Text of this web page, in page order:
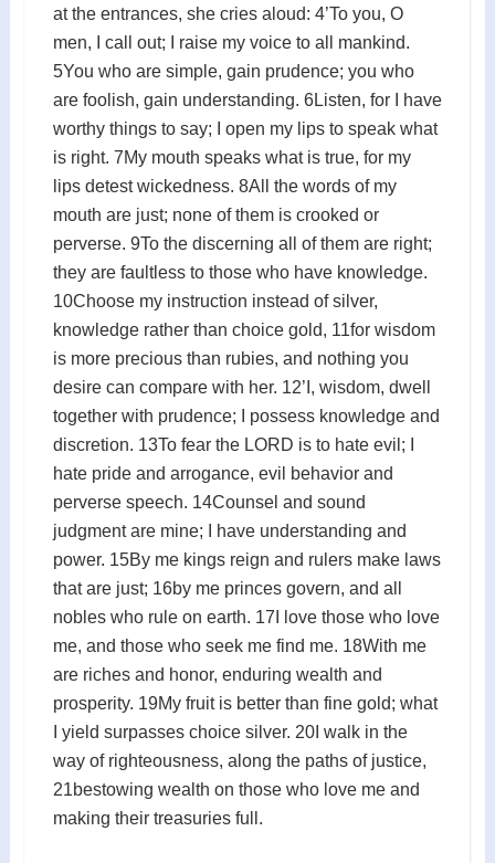
at the entrances, she cries aloud: 4’To you, O
men, I call out; I raise my voice to all mankind.
5You who are simple, gain prudence; you who
are foolish, gain understanding. 6Listen, for I have
worthy things to say; I open my lips to speak what
is right. 7My mouth speaks what is true, for my
lips detest wickedness. 8All the words of my
mouth are just; none of them is crooked or
perverse. 9To the discerning all of them are right;
they are faultless to those who have knowledge.
10Choose my instruction instead of silver,
knowledge rather than choice gold, 11for wisdom
is more precious than rubies, and nothing you
desire can compare with her. 12’I, wisdom, dwell
together with prudence; I possess knowledge and
discretion. 13To fear the LORD is to hate evil; I
hate pride and arrogance, evil behavior and
perverse speech. 14Counsel and sound
judgment are mine; I have understanding and
power. 15By me kings reign and rulers make laws
that are just; 16by me princes govern, and all
nobles who rule on earth. 17I love those who love
me, and those who seek me find me. 18With me
are riches and honor, enduring wealth and
prosperity. 19My fruit is better than fine gold; what
I yield surpasses choice silver. 20I walk in the
way of righteousness, along the paths of justice,
21bestowing wealth on those who love me and
making their treasuries full.